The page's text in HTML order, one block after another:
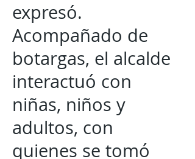
expresó.
Acompañado de
botargas, el alcalde
interactuó con
niñas, niños y
adultos, con
quienes se tomó